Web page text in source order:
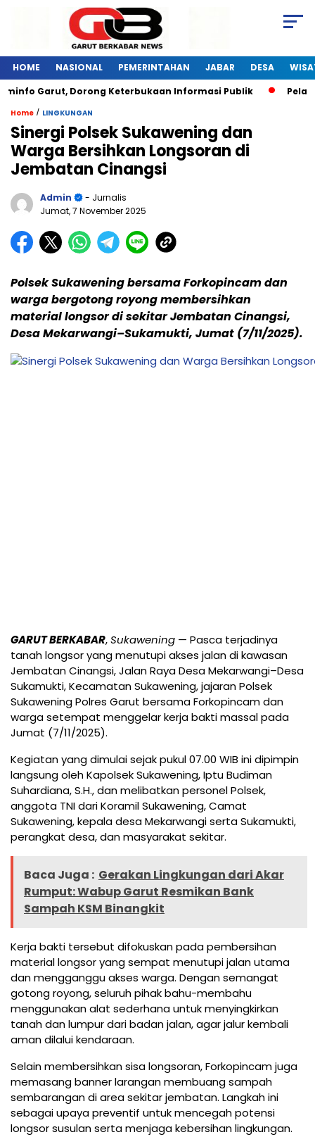
HOME NASIONAL PEMERINTAHAN JABAR DESA
Garut, Dorong Keterbukaan Informasi Publik
Home / LINGKUNGAN
Sinergi Polsek Sukawening dan
Warga Bersihkan Longsoran di
Jembatan Cinangsi
Admin
- Jurnalis
Jumat, 7 November 2025
Polsek Sukawening bersama Forkopincam dan
warga bergotong royong membersihkan
material longsor di sekitar Jembatan Cinangsi,
Desa Mekarwangi–Sukamukti, Jumat (7/11/2025).
GARUT BERKABAR,Sukawening — Pasca terjadinya
tanah longsor yang menutupi akses jalan di kawasan
Jembatan Cinangsi, Jalan Raya Desa Mekarwangi–Desa
Sukamukti, Kecamatan Sukawening, jajaran Polsek
Sukawening Polres Garut bersama Forkopincam dan
warga setempat menggelar kerja bakti massal pada
Jumat (7/11/2025).
Kegiatan yang dimulai sejak pukul 07.00 WIB ini dipimpin
langsung oleh Kapolsek Sukawening, Iptu Budiman
Suhardiana, S.H., dan melibatkan personel Polsek,
anggota TNI dari Koramil Sukawening, Camat
Sukawening, kepala desa Mekarwangi serta Sukamukti,
perangkat desa, dan masyarakat sekitar.
Baca Juga : Gerakan Lingkungan dari Akar
Rumput: Wabup Garut Resmikan Bank
Sampah KSM Binangkit
Kerja bakti tersebut difokuskan pada pembersihan
material longsor yang sempat menutupi jalan utama
dan mengganggu akses warga. Dengan semangat
gotong royong, seluruh pihak bahu-membahu
menggunakan alat sederhana untuk menyingkirkan
tanah dan lumpur dari badan jalan, agar jalur kembali
aman dilalui kendaraan.
Selain membersihkan sisa longsoran, Forkopincam juga
memasang banner larangan membuang sampah
sembarangan di area sekitar jembatan. Langkah ini
sebagai upaya preventif untuk mencegah potensi
longsor susulan serta menjaga kebersihan lingkungan.